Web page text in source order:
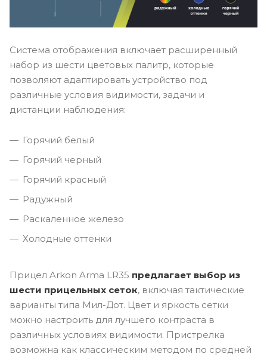
Система отображения включает расширенный
набор из шести цветовых палитр, которые
позволяют адаптировать устройство под
различные условия видимости, задачи и
дистанции наблюдения:
Горячий белый
Горячий черный
Горячий красный
Радужный
Раскаленное железо
Холодные оттенки
Прицел Arkon Arma LR35 предлагает выбор из
шести прицельных сеток, включая тактические
варианты типа Мил-Дот. Цвет и яркость сетки
можно настроить для лучшего контраста в
различных условиях видимости. Пристрелка
возможна как классическим методом по средней